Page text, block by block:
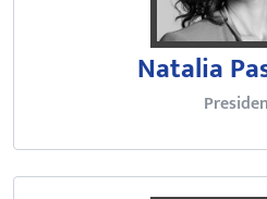
Natalia